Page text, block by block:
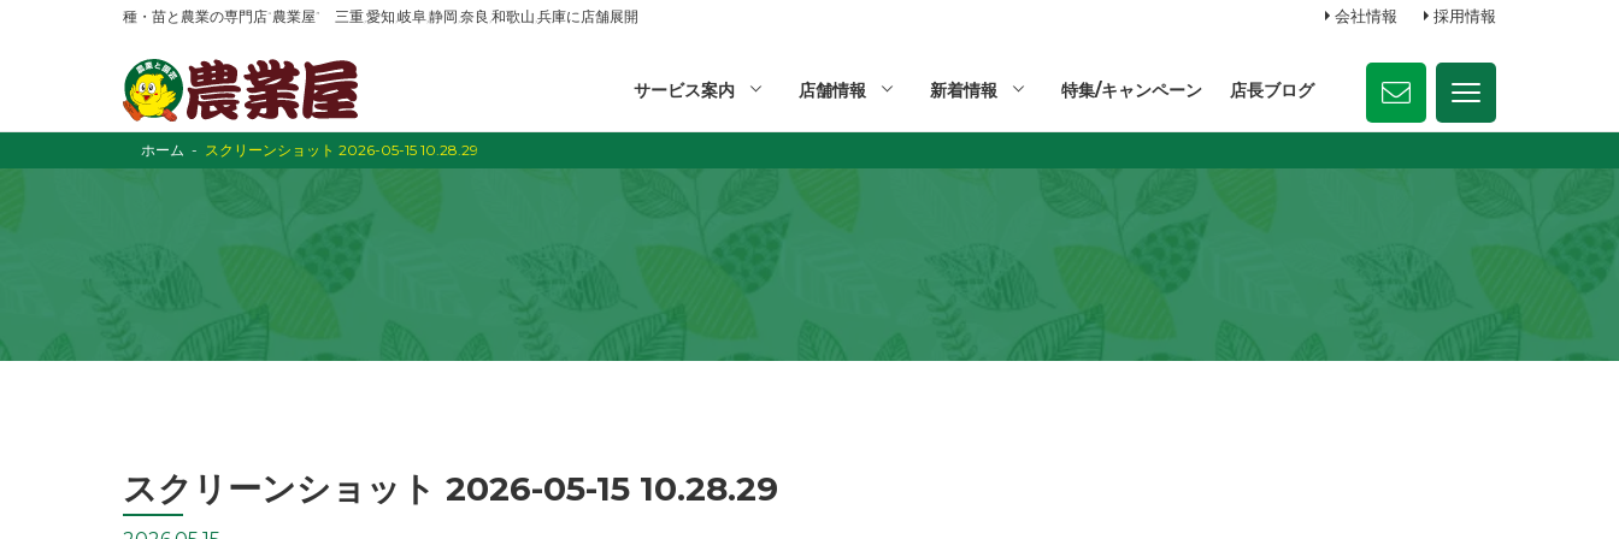
種・苗と農業の専門店“農業屋” 三重,愛知,岐阜,静岡,奈良,和歌山,兵庫に店舗展開 会社情報 採用情報
サービス案内 店舗情報 新着情報 特集/キャンペーン 店長ブログ
ホーム スクリーンショット 2026-05-15 10.28.29
スクリーンショット 2026-05-15 10.28.29